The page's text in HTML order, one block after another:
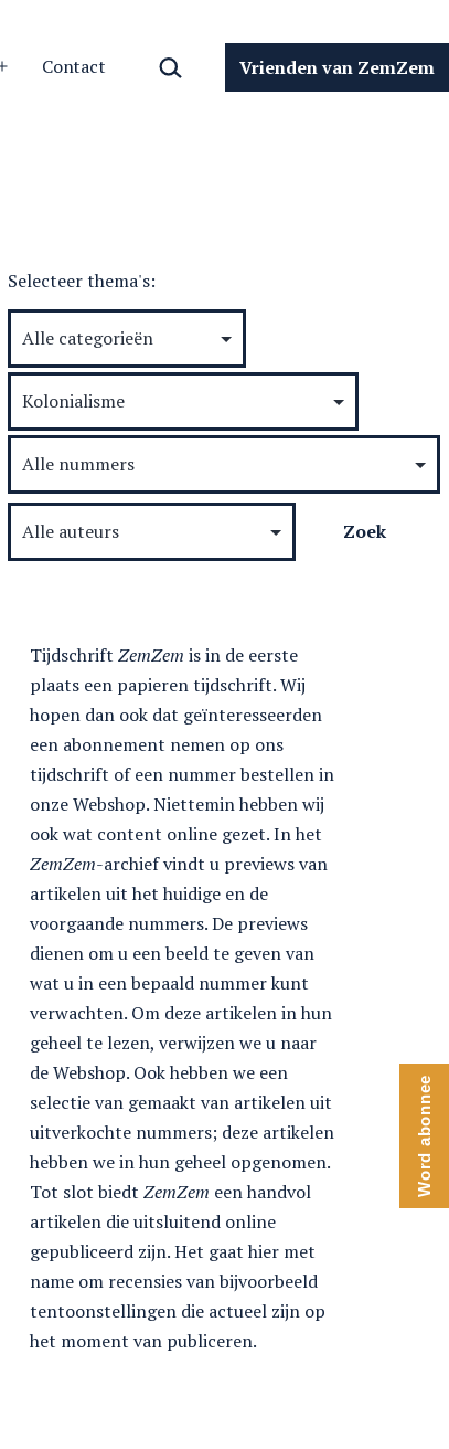
Open
Contact Zoeken… Vrienden van ZemZem
Selecteer thema's:
Tijdschrift ZemZem is in de eerste
plaats een papieren tijdschrift. Wij
hopen dan ook dat geïnteresseerden
een abonnement nemen op ons
tijdschrift of een nummer bestellen in
onze Webshop. Niettemin hebben wij
ook wat content online gezet. In het
ZemZem-archief vindt u previews van
artikelen uit het huidige en de
voorgaande nummers. De previews
dienen om u een beeld te geven van
wat u in een bepaald nummer kunt
verwachten. Om deze artikelen in hun
geheel te lezen, verwijzen we u naar
de Webshop. Ook hebben we een
selectie van gemaakt van artikelen uit
uitverkochte nummers; deze artikelen
hebben we in hun geheel opgenomen.
Tot slot biedt ZemZem een handvol
artikelen die uitsluitend online
gepubliceerd zijn. Het gaat hier met
name om recensies van bijvoorbeeld
tentoonstellingen die actueel zijn op
het moment van publiceren.
Word abonnee